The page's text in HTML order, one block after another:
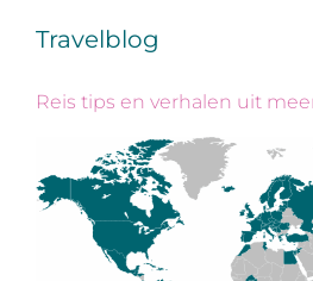
Travelblog
Reis tips en verhalen uit